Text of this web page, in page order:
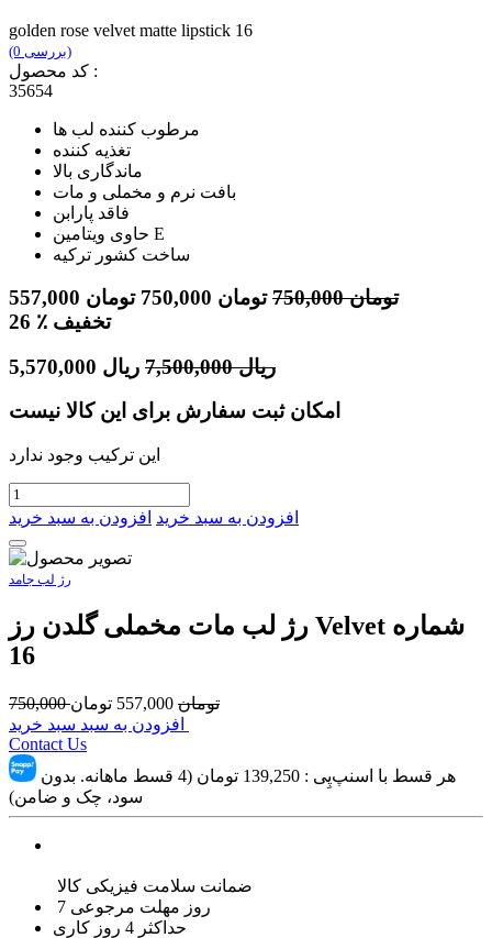
golden rose velvet matte lipstick 16
(0 بررسی)
کد محصول :
35654
مرطوب کننده لب ها
تغذیه کننده
ماندگاری بالا
بافت نرم و مخملی و مات
فاقد پارابن
حاوی ویتامین E
ساخت کشور ترکیه
557,000 تومان 750,000 تومان 750,000 تومان
26
٪ تخفیف
5,570,000 ریال 7,500,000 ریال
امکان ثبت سفارش برای این کالا نیست
این ترکیب وجود ندارد
افزودن به سبد خرید افزودن به سبد خرید
رژ لب جامد
رژ لب مات مخملی گلدن رز Velvet شماره
16
750,000 تومان 557,000 تومان
Contact Us
هر قسط با اسنپ‌پِی : 139,250
تومان (4 قسط ماهانه. بدون
سود، چک و ضامن)
ضمانت سلامت فیزیکی کالا
7 روز مهلت مرجوعی
حداکثر 4 روز کاری